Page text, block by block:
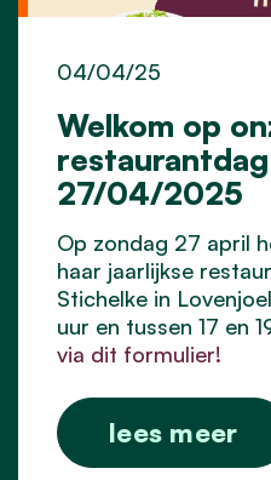
Welkom op
27/04/2025
04/04/25
Op zondag 27 april
haar jaarlijkse
Stichelke in
uur en tussen 17 en
via dit formulier!
lees meer